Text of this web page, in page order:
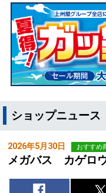
ショップニュース
2026年5月30日 おすすめ
メガバス カゲロ